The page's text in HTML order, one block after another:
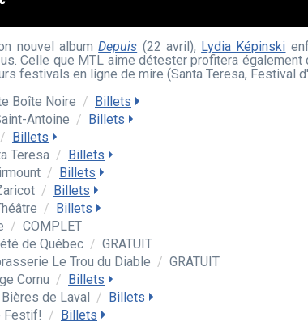
nouvel albumDepuis (22 avril), Lydia Képinski
Celle que MTL aime détester profitera
festivals en ligne de mire (Santa Teresa, Festival
Boîte Noire / Billets
Antoine / Billets
/ Billets
Teresa / Billets
/ Billets
/ Billets
/ Billets
/ COMPLET
de Québec / GRATUIT
Le Trou du Diable / GRATUIT
Cornu / Billets
de Laval / Billets
Festif! / Billets